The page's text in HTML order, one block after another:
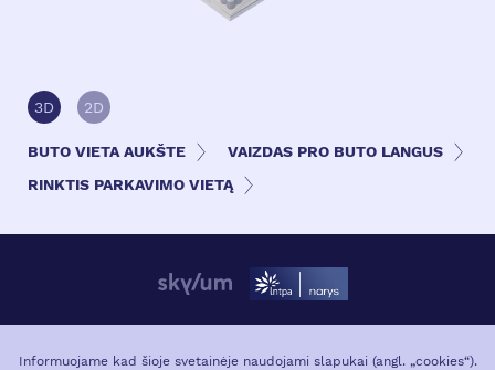
3D 2D
BUTO VIETA AUKŠTE
VAIZDAS PRO BUTO LANGUS
RINKTIS PARKAVIMO VIETĄ
VIETA MIESTE
Informuojame kad šioje svetainėje naudojami slapukai (angl. „cookies“).